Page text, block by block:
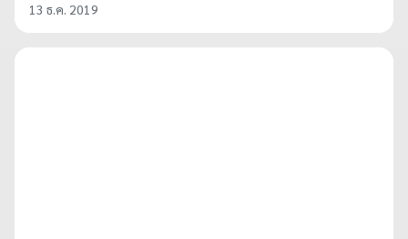
13 ธ.ค. 2019